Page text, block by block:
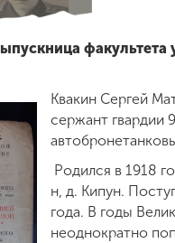
факультета
Квакин Сергей
сержант гвардии
Родился в 1918
н, д. Кипун.
года. В годы
неоднократно